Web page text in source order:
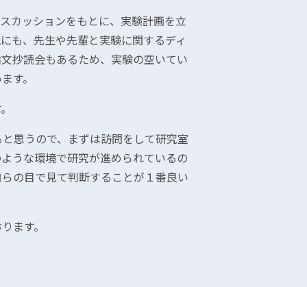
カッションをもとに、実験計画を立
も、先生や先輩と実験に関するディ
抄読会もあるため、実験の空いてい
す。
思うので、まずは訪問をして研究室
うな環境で研究が進められているの
の目で見て判断することが１番良い
ます。